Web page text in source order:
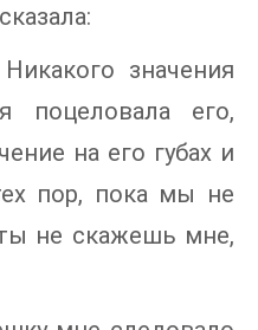
значения
его,
на его губах и
пор, пока мы не
не скажешь мне,